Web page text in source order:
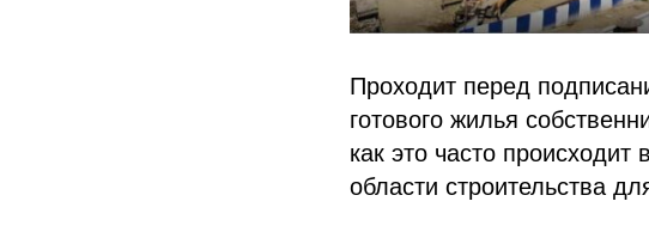
Проходит перед
готового жилья
как это часто
области строительства